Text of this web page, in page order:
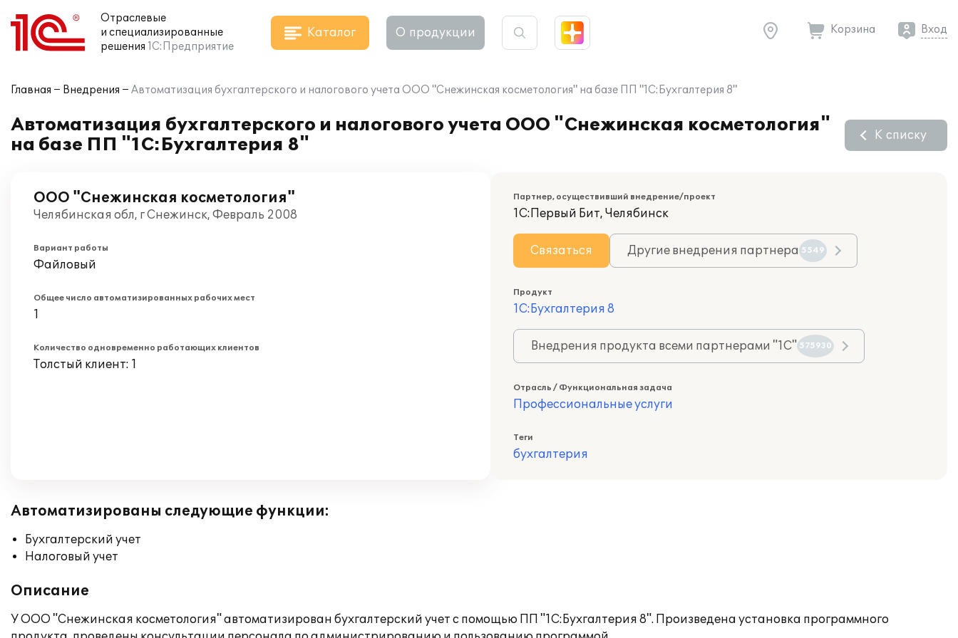
Отраслевые
и специализированные
решения 1С:Предприятие
Каталог О продукции Корзина Вход
Главная Внедрения Автоматизация бухгалтерского и налогового учета ООО "Снежинская косметология" на базе ПП "1С:Бухгалтерия 8"
Автоматизация бухгалтерского и налогового учета ООО "Снежинская косметология"
на базе ПП "1С:Бухгалтерия 8"
К списку
ООО "Снежинская косметология"
Челябинская обл, г Снежинск, Февраль 2008
Вариант работы
Файловый
Общее число автоматизированных рабочих мест
1
Количество одновременно работающих клиентов
Толстый клиент: 1
Партнер, осуществивший внедрение/проект
1С:Первый Бит, Челябинск
Связаться Другие внедрения партнера 5549
Продукт
1С:Бухгалтерия 8
Внедрения продукта всеми партнерами "1С" 575930
Отрасль / Функциональная задача
Профессиональные услуги
Теги
бухгалтерия
Автоматизированы следующие функции:
Бухгалтерский учет
Налоговый учет
Описание
У ООО "Снежинская косметология" автоматизирован бухгалтерский учет с помощью ПП "1С:Бухгалтерия 8". Произведена установка программного